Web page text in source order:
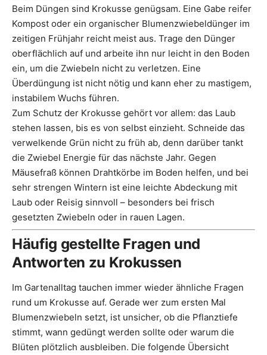
Beim Düngen sind Krokusse genügsam. Eine Gabe reifer
Kompost oder ein organischer Blumenzwiebeldünger im
zeitigen Frühjahr reicht meist aus. Trage den Dünger
oberflächlich auf und arbeite ihn nur leicht in den Boden
ein, um die Zwiebeln nicht zu verletzen. Eine
Überdüngung ist nicht nötig und kann eher zu mastigem,
instabilem Wuchs führen.
Zum Schutz der Krokusse gehört vor allem: das Laub
stehen lassen, bis es von selbst einzieht. Schneide das
verwelkende Grün nicht zu früh ab, denn darüber tankt
die Zwiebel Energie für das nächste Jahr. Gegen
Mäusefraß können Drahtkörbe im Boden helfen, und bei
sehr strengen Wintern ist eine leichte Abdeckung mit
Laub oder Reisig sinnvoll – besonders bei frisch
gesetzten Zwiebeln oder in rauen Lagen.
Häufig gestellte Fragen und
Antworten zu Krokussen
Im Gartenalltag tauchen immer wieder ähnliche Fragen
rund um Krokusse auf. Gerade wer zum ersten Mal
Blumenzwiebeln setzt, ist unsicher, ob die Pflanztiefe
stimmt, wann gedüngt werden sollte oder warum die
Blüten plötzlich ausbleiben. Die folgende Übersicht